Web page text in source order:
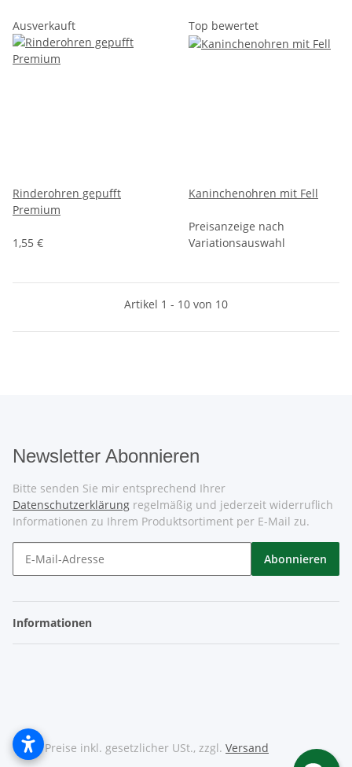
Ausverkauft
Rinderohren gepufft
Premium
1,55 €
Top bewertet
Kaninchenohren mit Fell
Preisanzeige nach
Variationsauswahl
Artikel 1 - 10 von 10
Newsletter Abonnieren
Bitte senden Sie mir entsprechend Ihrer
Datenschutzerklärung regelmäßig und jederzeit widerruflich
Informationen zu Ihrem Produktsortiment per E-Mail zu.
Abonnieren
Informationen
* Alle Preise inkl. gesetzlicher USt., zzgl. Versand